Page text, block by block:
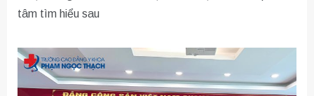
tâm tìm hiểu sau